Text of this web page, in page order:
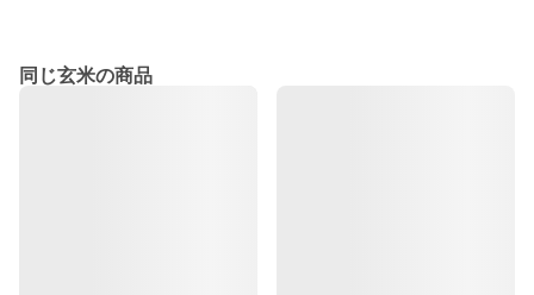
同じ玄米の商品